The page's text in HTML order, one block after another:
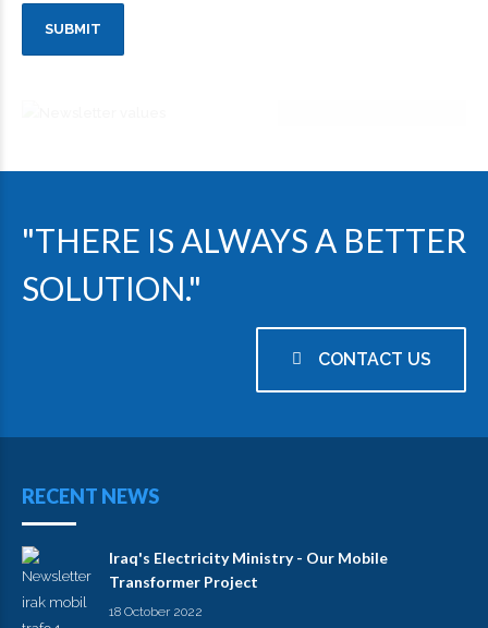
"THERE IS ALWAYS A BETTER
SOLUTION."
CONTACT US
RECENT NEWS
Iraq's Electricity Ministry - Our Mobile
Transformer Project
18 October 2022